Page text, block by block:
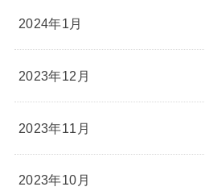
2024年1月
2023年12月
2023年11月
2023年10月